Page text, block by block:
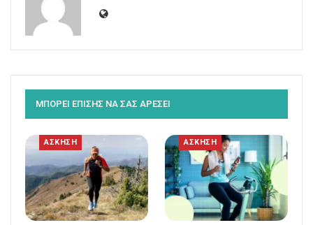
ΜΠΟΡΕΙ ΕΠΙΣΗΣ ΝΑ ΣΑΣ ΑΡΕΣΕΙ
ΑΣΚΗΣΗ ΑΣΚΗΣΗ